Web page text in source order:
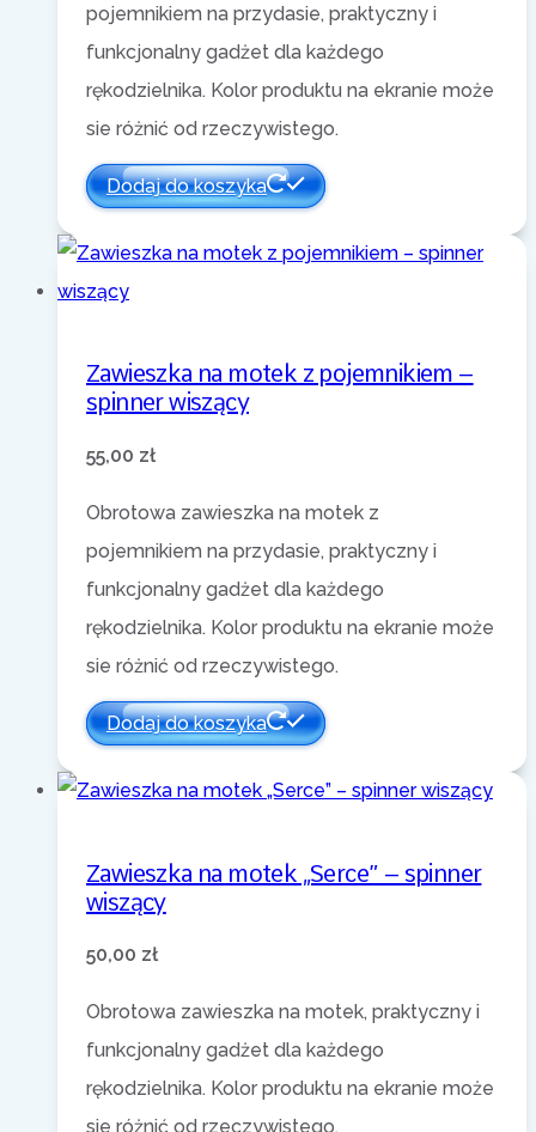
pojemnikiem na przydasie, praktyczny i
funkcjonalny gadżet dla każdego
rękodzielnika. Kolor produktu na ekranie może
sie różnić od rzeczywistego.
Dodaj do koszyka
Zawieszka na motek z pojemnikiem –
spinner wiszący
55,00 zł
Obrotowa zawieszka na motek z
pojemnikiem na przydasie, praktyczny i
funkcjonalny gadżet dla każdego
rękodzielnika. Kolor produktu na ekranie może
sie różnić od rzeczywistego.
Dodaj do koszyka
Zawieszka na motek „Serce” – spinner
wiszący
50,00 zł
Obrotowa zawieszka na motek, praktyczny i
funkcjonalny gadżet dla każdego
rękodzielnika. Kolor produktu na ekranie może
sie różnić od rzeczywistego.